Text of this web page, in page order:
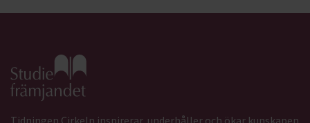
Gå till studiefrämjandets startsida